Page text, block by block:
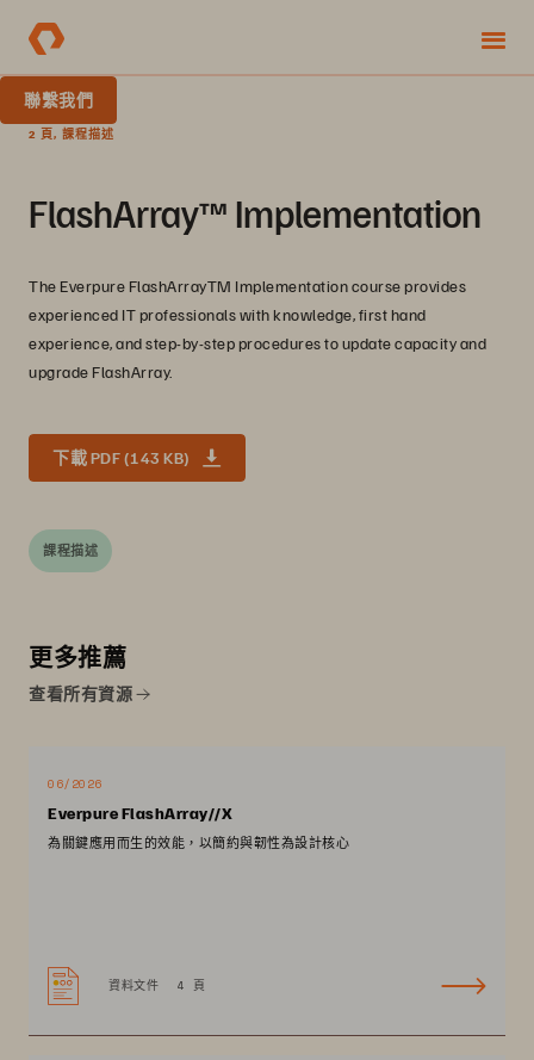
聯繫我們
2 頁, 課程描述
FlashArray™ Implementation
The Everpure FlashArrayTM Implementation course provides
experienced IT professionals with knowledge, first hand
experience, and step-by-step procedures to update capacity and
upgrade FlashArray.
下載 PDF (143 KB)
課程描述
更多推薦
查看所有資源
06/2026
Everpure FlashArray//X
為關鍵應用而生的效能，以簡約與韌性為設計核心
資料文件 4 頁